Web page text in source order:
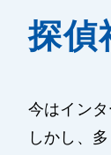
探偵
今はイン
しかし、